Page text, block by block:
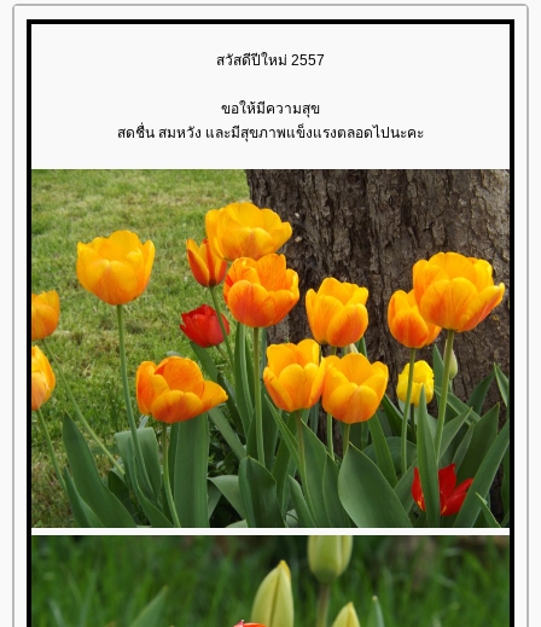
สวัสดีปีใหม่ 2557
ขอให้มีความสุข
สดชื่น สมหวัง และมีสุขภาพแข็งแรงตลอดไปนะคะ